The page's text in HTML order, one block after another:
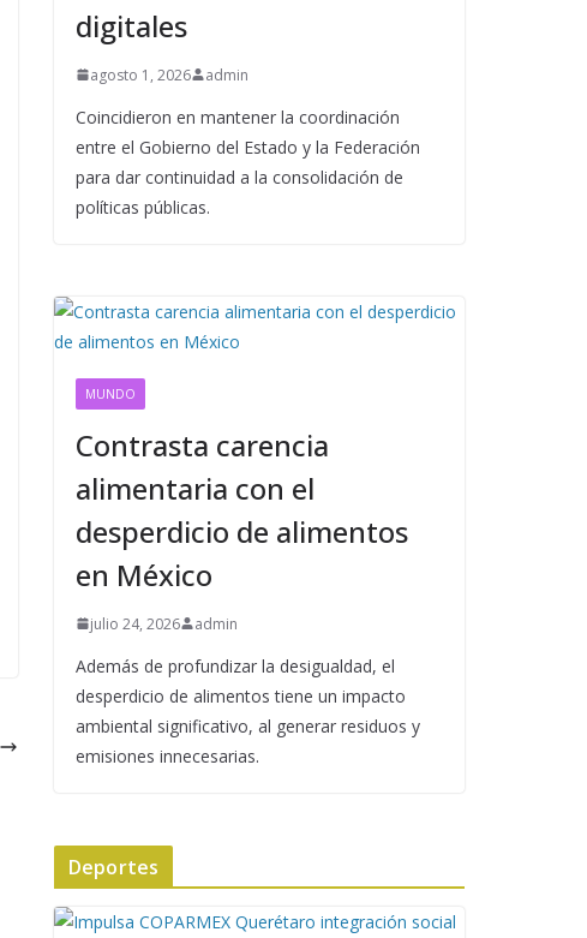
digitales
agosto 1, 2026 admin
Coincidieron en mantener la coordinación
entre el Gobierno del Estado y la Federación
para dar continuidad a la consolidación de
políticas públicas.
MUNDO
Contrasta carencia
alimentaria con el
desperdicio de alimentos
en México
julio 24, 2026 admin
Además de profundizar la desigualdad, el
desperdicio de alimentos tiene un impacto
ambiental significativo, al generar residuos y
emisiones innecesarias.
Deportes